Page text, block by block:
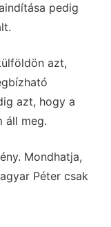
pedig
azt,
azt, hogy a
áll meg.
Mondhatja,
Péter csak